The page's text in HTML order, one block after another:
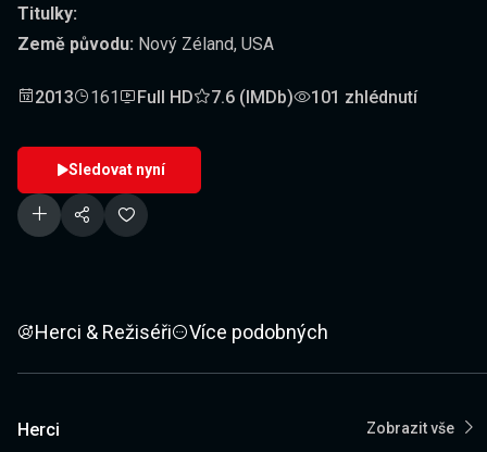
Titulky:
Země původu: Nový Zéland, USA
2013 161 Full HD 7.6 (IMDb) 101 zhlédnutí
Sledovat nyní
Herci & Režiséři Více podobných
Herci Zobrazit vše